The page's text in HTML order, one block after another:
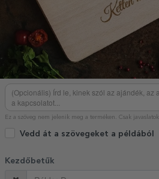
Ez a szöveg nem jelenik meg a terméken. Csak
Vedd át a szövegeket a példából
Kezdőbetűk